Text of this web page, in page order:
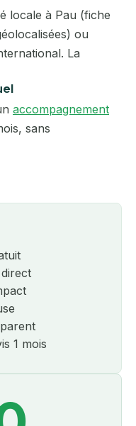
locale à Pau (fiche
ou
La
accompagnement
sans
1 mois